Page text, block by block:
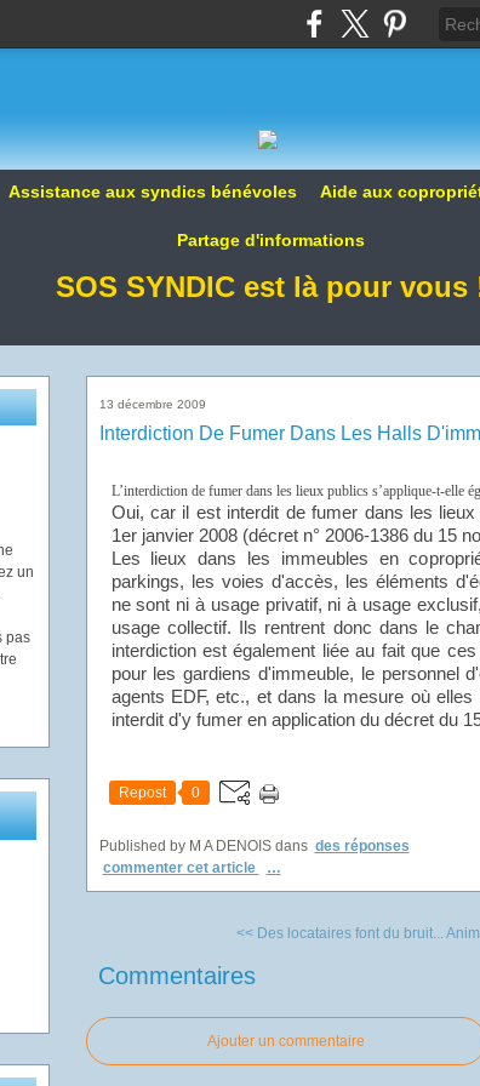
Assistance aux syndics bénévoles Aide aux
Partage d'informations
SOS SYNDIC est là pour vous
un
pas
13 décembre 2009
Interdiction De Fumer Dans Les Halls
L’interdiction de fumer dans les lieux publics s’applique-t-elle
Oui, car il est interdit de fumer dans les
1er janvier 2008 (décret n° 2006-1386 du 15
Les lieux dans les immeubles en
parkings, les voies d'accès, les éléments
ne sont ni à usage privatif, ni à usage
usage collectif. Ils rentrent donc dans le
interdiction est également liée au fait que
pour les gardiens d'immeuble, le personnel
agents EDF, etc., et dans la mesure où
interdit d'y fumer en application du décret du
Repost 0
Published by M A DENOIS dans des réponses
commenter cet article
…
<< Des locataires font du bruit...
Commentaires
Ajouter un commentaire